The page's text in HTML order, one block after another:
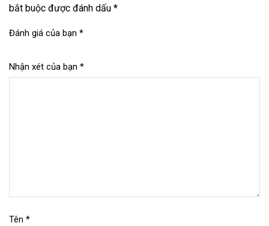
bắt buộc được đánh dấu *
Đánh giá của bạn *
Nhận xét của bạn *
Tên *